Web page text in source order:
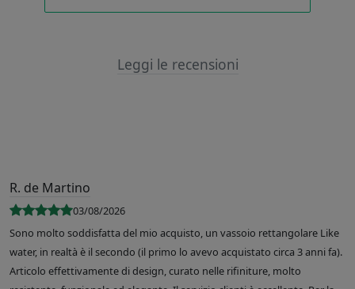
Leggi le recensioni
R. de Martino
03/08/2026
Sono molto soddisfatta del mio acquisto, un vassoio rettangolare Like
water, in realtà è il secondo (il primo lo avevo acquistato circa 3 anni fa).
Articolo effettivamente di design, curato nelle rifiniture, molto